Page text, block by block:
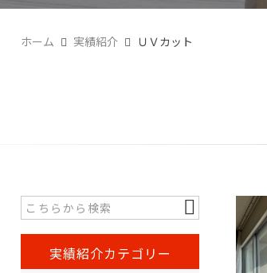
ホーム 実績紹介 ＵＶカット
実績紹介カテゴリー